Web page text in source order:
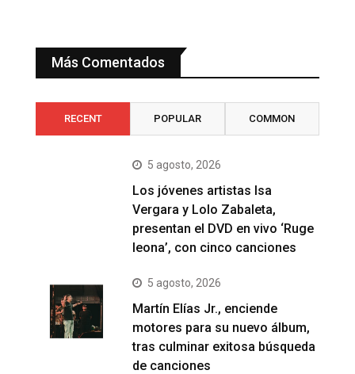
Más Comentados
RECENT POPULAR COMMON
5 agosto, 2026
Los jóvenes artistas Isa
Vergara y Lolo Zabaleta,
presentan el DVD en vivo ‘Ruge
leona’, con cinco canciones
5 agosto, 2026
Martín Elías Jr., enciende
motores para su nuevo álbum,
tras culminar exitosa búsqueda
de canciones